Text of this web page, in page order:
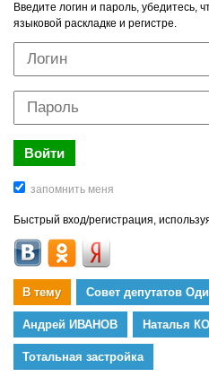
Введите логин и пароль, убедитесь,
языковой раскладке и регистре.
Быстрый вход/регистрация,
В тему Совет депутатов
Андрей ИВАНОВ Наталья
Тотальная застройка